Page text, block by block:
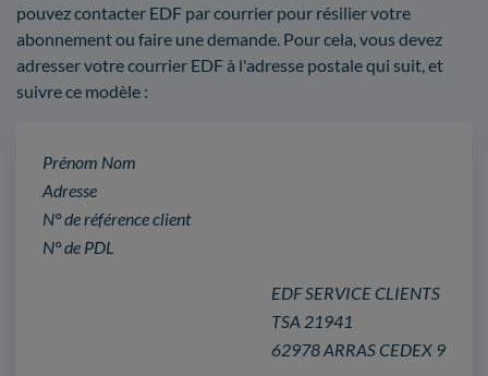
pouvez contacter EDF par courrier pour résilier votre
abonnement ou faire une demande. Pour cela, vous devez
adresser votre courrier EDF à l'adresse postale qui suit, et
suivre ce modèle :
Prénom Nom
Adresse
N° de référence client
N° de PDL
EDF SERVICE CLIENTS
TSA 21941
62978 ARRAS CEDEX 9